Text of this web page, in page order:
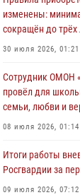
01 августа 2026,
национальной
Федерации
01 августа 2026,
воинов, погибших
1914-1918 годов
01 августа 2026,
изменены:
сокращён до трёх
30 июля 2026, 01:21
Сотрудник ОМОН
провёл для
семьи, любви и
08 июля 2026, 01:14
Итоги работы
Росгвардии за
09 июля 2026, 07:12